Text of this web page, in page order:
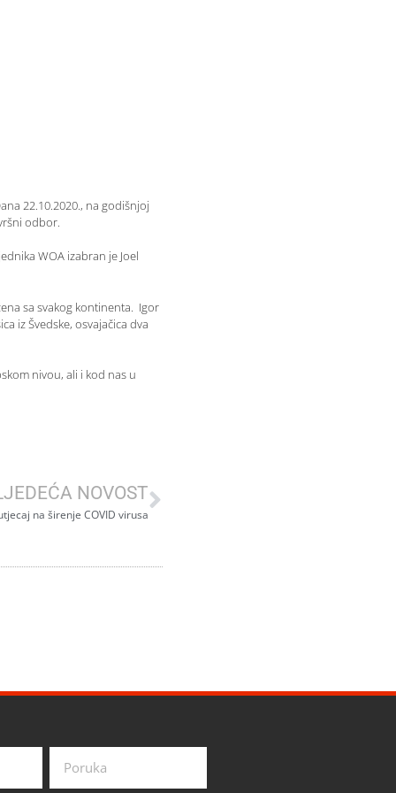
22.10.2020., na godišnjoj
odbor.
WOA izabran je Joel
sa svakog kontinenta. Igor
iz Švedske, osvajačica dva
nivou, ali i kod nas u
NOVOST
na širenje COVID virusa